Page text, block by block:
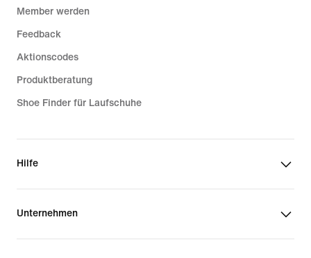
Member werden
Feedback
Aktionscodes
Produktberatung
Shoe Finder für Laufschuhe
Hilfe
Unternehmen